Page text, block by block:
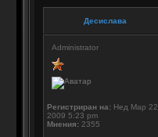
Десислава
Administrator
Регистриран на:Нед Мар 22,
2009 5:23 pm
Мнения:2355